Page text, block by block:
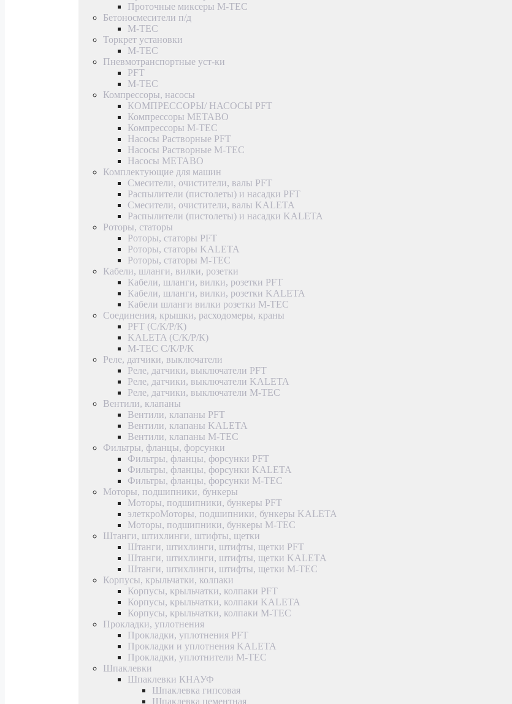
Проточные миксеры M-TEC
Бетоносмесители п/д
M-TEC
Торкрет установки
M-TEC
Пневмотранспортные уст-ки
PFT
M-TEC
Компрессоры, насосы
КОМПРЕССОРЫ/ НАСОСЫ PFT
Компрессоры METABO
Компрессоры M-TEC
Насосы Растворные PFT
Насосы Растворные M-TEC
Насосы METABO
Комплектующие для машин
Смесители, очистители, валы PFT
Распылители (пистолеты) и насадки PFT
Смесители, очистители, валы KALETA
Распылители (пистолеты) и насадки KALETA
Роторы, статоры
Роторы, статоры PFT
Роторы, статоры KALETA
Роторы, статоры M-TEC
Кабели, шланги, вилки, розетки
Кабели, шланги, вилки, розетки PFT
Кабели, шланги, вилки, розетки KALETA
Кабели шланги вилки розетки M-TEC
Соединения, крышки, расходомеры, краны
PFT (С/К/Р/К)
KALETA (С/К/Р/К)
M-TEC С/К/Р/К
Реле, датчики, выключатели
Реле, датчики, выключатели PFT
Реле, датчики, выключатели KALETA
Реле, датчики, выключатели M-TEC
Вентили, клапаны
Вентили, клапаны PFT
Вентили, клапаны KALETA
Вентили, клапаны M-TEC
Фильтры, фланцы, форсунки
Фильтры, фланцы, форсунки PFT
Фильтры, фланцы, форсунки KALETA
Фильтры, фланцы, форсунки M-TEC
Моторы, подшипники, бункеры
Моторы, подшипники, бункеры PFT
элеткроМоторы, подшипники, бункеры KALETA
Моторы, подшипники, бункеры M-TEC
Штанги, штихлинги, штифты, щетки
Штанги, штихлинги, штифты, щетки PFT
Штанги, штихлинги, штифты, щетки KALETA
Штанги, штихлинги, штифты, щетки M-TEC
Корпусы, крыльчатки, колпаки
Корпусы, крыльчатки, колпаки PFT
Корпусы, крыльчатки, колпаки KALETA
Корпусы, крыльчатки, колпаки M-TEC
Прокладки, уплотнения
Прокладки, уплотнения PFT
Прокладки и уплотнения KALETA
Прокладки, уплотнители M-TEC
Шпаклевки
Шпаклевки КНАУФ
Шпаклевка гипсовая
Шпаклевка цементная